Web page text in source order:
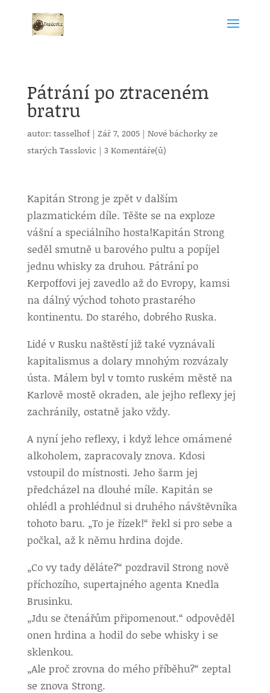
Pátrání po ztraceném
bratru
autor: tasselhof| Zář 7, 2005| Nové báchorky ze
starých Tasslovic | 3 Komentáře(ů)
Kapitán Strong je zpět v dalším
plazmatickém díle. Těšte se na exploze
vášní a speciálního hosta!Kapitán Strong
seděl smutně u barového pultu a popíjel
jednu whisky za druhou. Pátrání po
Kerpoffovi jej zavedlo až do Evropy, kamsi
na dálný východ tohoto prastarého
kontinentu. Do starého, dobrého Ruska.
Lidé v Rusku naštěstí již také vyznávali
kapitalismus a dolary mnohým rozvázaly
ústa. Málem byl v tomto ruském městě na
Karlově mostě okraden, ale jejho reflexy jej
zachránily, ostatně jako vždy.
A nyní jeho reflexy, i když lehce omámené
alkoholem, zapracovaly znova. Kdosi
vstoupil do místnosti. Jeho šarm jej
předcházel na dlouhé míle. Kapitán se
ohlédl a prohlédnul si druhého návštěvníka
tohoto baru. „To je řízek!“ řekl si pro sebe a
počkal, až k němu hrdina dojde.
„Co vy tady děláte?“ pozdravil Strong nově
příchozího, supertajného agenta Knedla
Brusinku.
„Jdu se čtenářům připomenout.“ odpověděl
onen hrdina a hodil do sebe whisky i se
sklenkou.
„Ale proč zrovna do mého příběhu?“ zeptal
se znova Strong.